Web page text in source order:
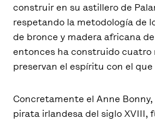
construir en su astillero de
respetando la metodología de
de bronce y madera africana
entonces ha construido cuatro
preservan el espíritu con el
Concretamente el Anne
pirata irlandesa del siglo XVIII,